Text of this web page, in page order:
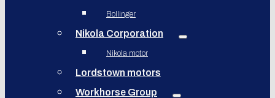
Bollinger
Nikola Corporation
Nikola motor
Lordstown motors
Workhorse Group